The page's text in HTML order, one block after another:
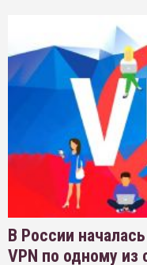
В России
VPN по одному из